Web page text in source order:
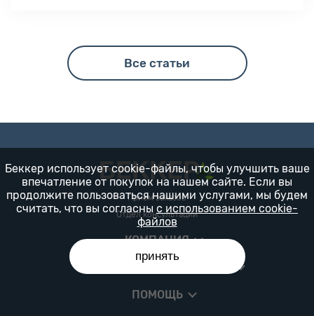
Все статьи
Прием заказов
Отдел консультации
КОМПАНИЯ
ПОЛЕЗНАЯ ИНФОРМАЦИЯ
ПОМОЩЬ
Беккер использует cookie-файлы, чтобы улучшить ваше
впечатление от покупок на нашем сайте. Если вы
продолжите пользоваться нашими услугами, мы будем
считать, что вы согласны с использованием cookie-
файлов
принять